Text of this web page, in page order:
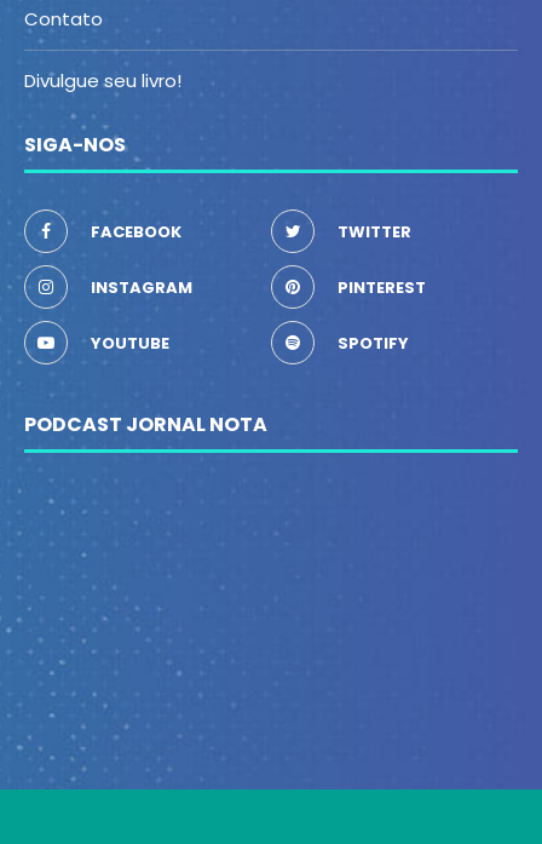
Contato
Divulgue seu livro!
SIGA-NOS
FACEBOOK TWITTER
INSTAGRAM PINTEREST
YOUTUBE SPOTIFY
PODCAST JORNAL NOTA